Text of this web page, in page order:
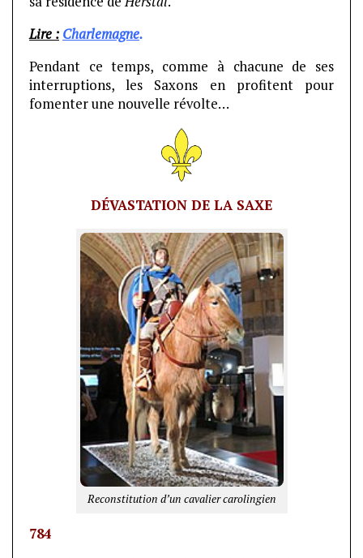
Lire : Charlemagne.
Pendant ce temps, comme à chacune de ses
interruptions, les Saxons en profitent pour
fomenter une nouvelle révolte…
DÉVASTATION DE LA SAXE
Reconstitution d’un cavalier carolingien
784